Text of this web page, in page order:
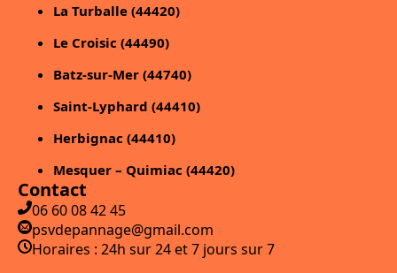
La Turballe (44420)
Le Croisic (44490)
Batz-sur-Mer (44740)
Saint-Lyphard (44410)
Herbignac (44410)
Mesquer – Quimiac (44420)
Contact
06 60 08 42 45
psvdepannage@gmail.com
Horaires : 24h sur 24 et 7 jours sur 7